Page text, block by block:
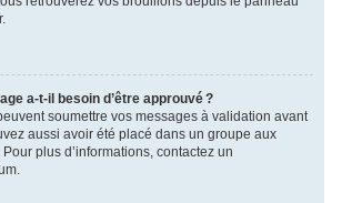
a-t-il besoin d’être approuvé ?
soumettre vos messages à validation avant
aussi avoir été placé dans un groupe aux
plus d’informations, contactez un